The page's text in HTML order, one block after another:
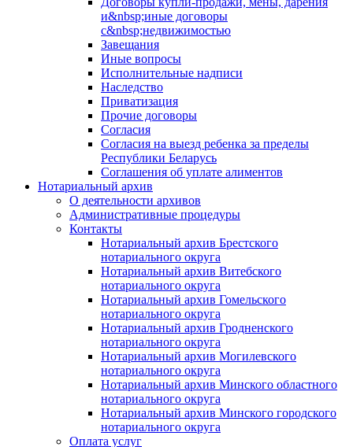
и&nbsp;иные договоры
с&nbsp;недвижимостью
Завещания
Иные вопросы
Исполнительные надписи
Наследство
Приватизация
Прочие договоры
Согласия
Согласия на выезд ребенка за пределы
Республики Беларусь
Соглашения об уплате алиментов
Нотариальный архив
О деятельности архивов
Административные процедуры
Контакты
Нотариальный архив Брестского
нотариального округа
Нотариальный архив Витебского
нотариального округа
Нотариальный архив Гомельского
нотариального округа
Нотариальный архив Гродненского
нотариального округа
Нотариальный архив Могилевского
нотариального округа
Нотариальный архив Минского областного
нотариального округа
Нотариальный архив Минского городского
нотариального округа
Оплата услуг